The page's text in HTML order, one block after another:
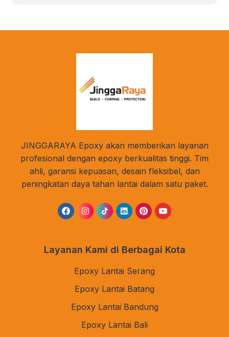
JINGGARAYA Epoxy akan memberikan layanan
profesional dengan epoxy berkualitas tinggi. Tim
ahli, garansi kepuasan, desain fleksibel, dan
peningkatan daya tahan lantai dalam satu paket.
Layanan Kami di Berbagai Kota
Epoxy Lantai Serang
Epoxy Lantai Batang
Epoxy Lantai Bandung
Epoxy Lantai Bali